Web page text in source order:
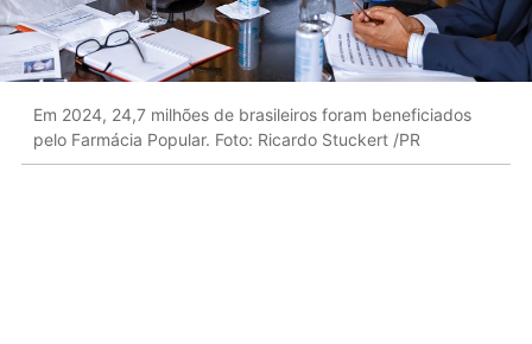
Em 2024, 24,7 milhões de brasileiros foram beneficiados
pelo Farmácia Popular. Foto: Ricardo Stuckert /PR